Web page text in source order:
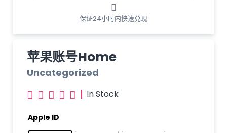
保证24小时内快速兑现
苹果账号Home
Uncategorized
     | In Stock
Apple ID